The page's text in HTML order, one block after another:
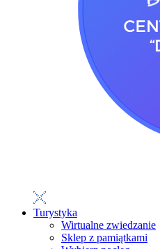
Turystyka
Wirtualne zwiedzanie
Sklep z pamiątkami